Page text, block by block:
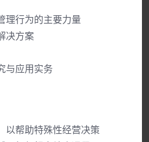
理行为的主要力量
决方案
与应用实务
以帮助特殊性经营决策